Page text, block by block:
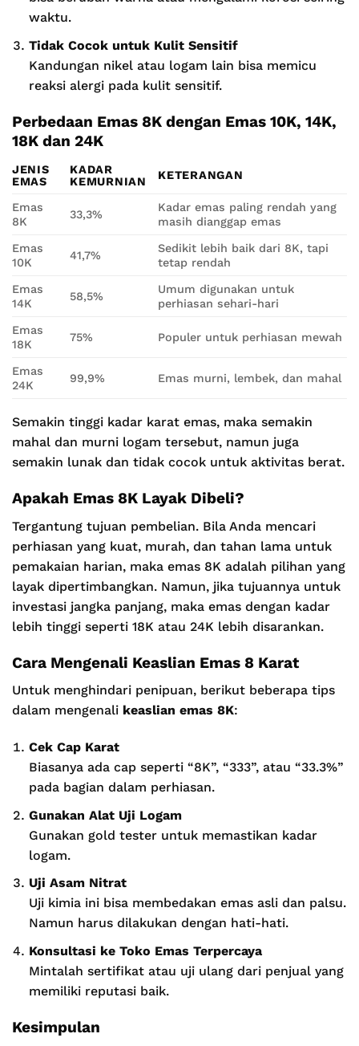
waktu.
Tidak Cocok untuk Kulit Sensitif
Kandungan nikel atau logam lain bisa memicu
reaksi alergi pada kulit sensitif.
Perbedaan Emas 8K dengan Emas 10K, 14K,
18K dan 24K
JENIS
EMAS
KADAR
KEMURNIAN
KETERANGAN
Emas
8K
33,3%
Kadar emas paling rendah yang
masih dianggap emas
Emas
10K
41,7%
Sedikit lebih baik dari 8K, tapi
tetap rendah
Emas
14K
58,5%
Umum digunakan untuk
perhiasan sehari-hari
Emas
18K
75% Populer untuk perhiasan mewah
Emas
24K
99,9% Emas murni, lembek, dan mahal
Semakin tinggi kadar karat emas, maka semakin
mahal dan murni logam tersebut, namun juga
semakin lunak dan tidak cocok untuk aktivitas berat.
Apakah Emas 8K Layak Dibeli?
Tergantung tujuan pembelian. Bila Anda mencari
perhiasan yang kuat, murah, dan tahan lama untuk
pemakaian harian, maka emas 8K adalah pilihan yang
layak dipertimbangkan. Namun, jika tujuannya untuk
investasi jangka panjang, maka emas dengan kadar
lebih tinggi seperti 18K atau 24K lebih disarankan.
Cara Mengenali Keaslian Emas 8 Karat
Untuk menghindari penipuan, berikut beberapa tips
dalam mengenali keaslian emas 8K:
Cek Cap Karat
Biasanya ada cap seperti “8K”, “333”, atau “33.3%”
pada bagian dalam perhiasan.
Gunakan Alat Uji Logam
Gunakan gold tester untuk memastikan kadar
logam.
Uji Asam Nitrat
Uji kimia ini bisa membedakan emas asli dan palsu.
Namun harus dilakukan dengan hati-hati.
Konsultasi ke Toko Emas Terpercaya
Mintalah sertifikat atau uji ulang dari penjual yang
memiliki reputasi baik.
Kesimpulan